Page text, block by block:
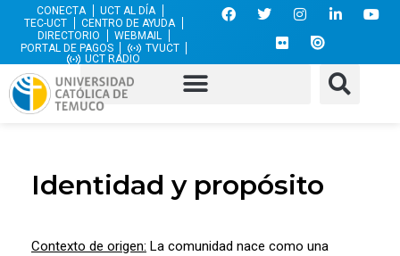
CONECTA
UCT AL DÍA
TEC-UCT
CENTRO DE AYUDA
DIRECTORIO
WEBMAIL
PORTAL DE PAGOS
TVUCT
UCT RADIO
Identidad y propósito
Contexto de origen: La comunidad nace como una